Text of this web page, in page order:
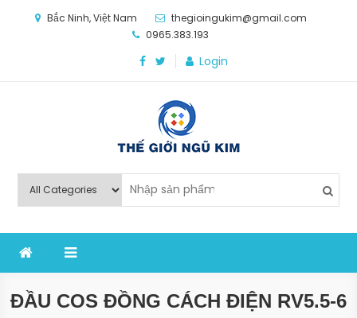
Bắc Ninh, Việt Nam
thegioingukim@gmail.com
0965.383.193
Login
Thế Giới Ngũ Kim
nghiệp sản xuất
ĐẦU COS ĐỒNG CÁCH ĐIỆN RV5.5-6